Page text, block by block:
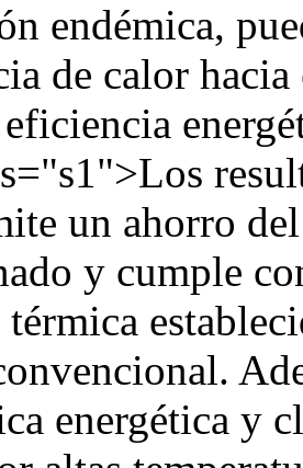
endémica,
de calor
un ahorro
y cumple
térmica
energética y